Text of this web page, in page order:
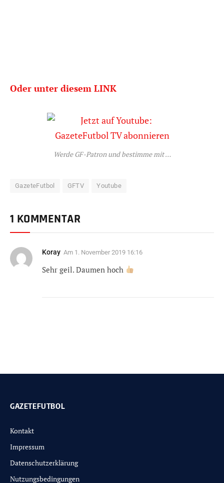
Oder unter diesem LINK
Werde GF-Patron und bestimme mit …
GazeteFutbol GFTV Youtube
1 KOMMENTAR
Koray Am 1. November 2019 16:16
Sehr geil. Daumen hoch
GAZETEFUTBOL
Kontakt
Impressum
Datenschutzerklärung
Nutzungsbedingungen